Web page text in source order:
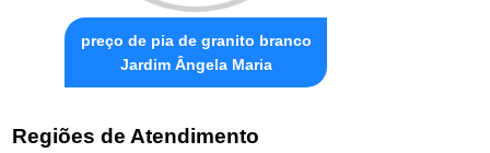
preço de pia de granito branco
Jardim Ângela Maria
Regiões de Atendimento